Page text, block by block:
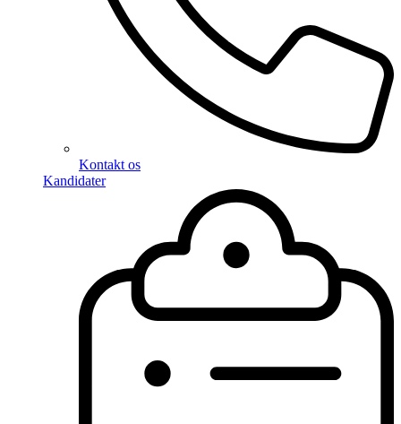
Kontakt os
Kandidater